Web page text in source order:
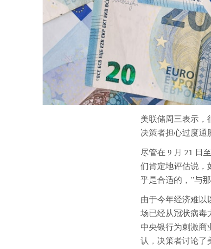
美联储周三表示，
决策者担心过度通
尽管在 9 月 21 日
们肯定地评估说，
乎是合适的，”与
由于今年经济难以
场已经从冠状病毒
中央银行为刺激商
认，决策者讨论了